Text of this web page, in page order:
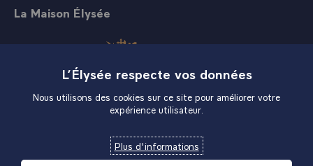
La Maison Élysée
L’Élysée respecte vos données
Nous utilisons des cookies sur ce site pour améliorer votre
expérience utilisateur.
Plus d'informations